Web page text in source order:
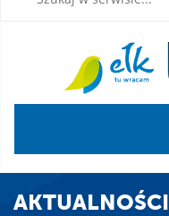
AKTUALNOŚCI